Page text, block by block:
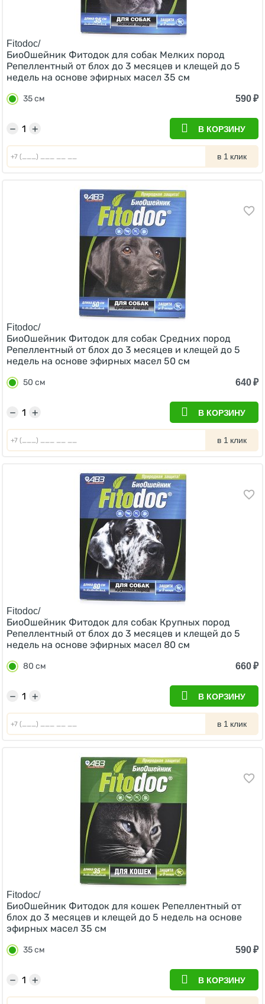
Fitodoc/
БиоОшейник Фитодок для собак Мелких пород
Репеллентный от блох до 3 месяцев и клещей до 5
недель на основе эфирных масел 35 см
35 см 590₽
+
− В КОРЗИНУ
в 1 клик
Fitodoc/
БиоОшейник Фитодок для собак Средних пород
Репеллентный от блох до 3 месяцев и клещей до 5
недель на основе эфирных масел 50 см
50 см 640₽
+
− В КОРЗИНУ
в 1 клик
Fitodoc/
БиоОшейник Фитодок для собак Крупных пород
Репеллентный от блох до 3 месяцев и клещей до 5
недель на основе эфирных масел 80 см
80 см 660₽
+
− В КОРЗИНУ
в 1 клик
Fitodoc/
БиоОшейник Фитодок для кошек Репеллентный от
блох до 3 месяцев и клещей до 5 недель на основе
эфирных масел 35 см
35 см 590₽
+
− В КОРЗИНУ